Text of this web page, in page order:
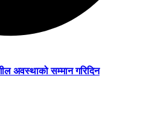
अवस्थाको सम्मान गरिदिन